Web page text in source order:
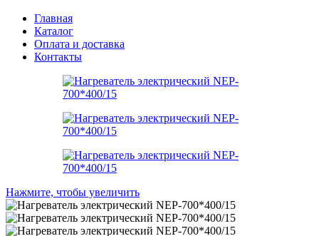
Главная
Каталог
Оплата и доставка
Контакты
Нажмите, чтобы увеличить